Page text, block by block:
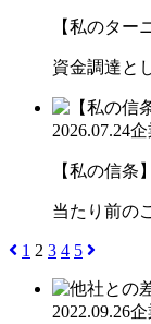
【私のタ
資金調達と
2026.07.24企
【私の信
当たり前の
1 2 3 4 5
2022.09.26企